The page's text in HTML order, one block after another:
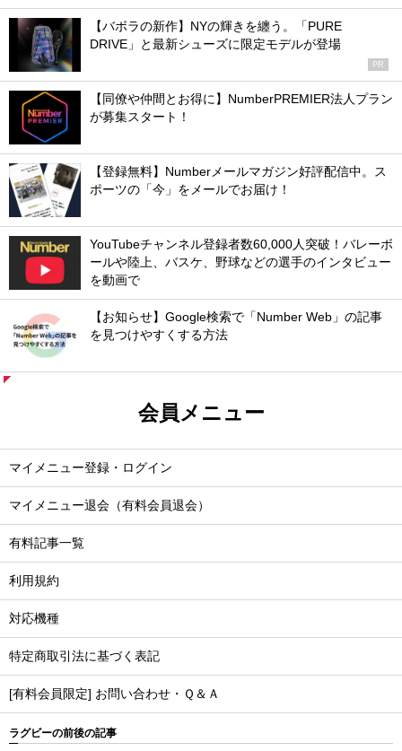
【バボラの新作】NYの輝きを纏う。「PURE
DRIVE」と最新シューズに限定モデルが登場
PR
【同僚や仲間とお得に】NumberPREMIER法人プラン
が募集スタート！
【登録無料】Numberメールマガジン好評配信中。ス
ポーツの「今」をメールでお届け！
YouTubeチャンネル登録者数60,000人突破！バレーボ
ールや陸上、バスケ、野球などの選手のインタビュー
を動画で
【お知らせ】Google検索で「Number Web」の記事
を見つけやすくする方法
会員メニュー
マイメニュー登録・ログイン
マイメニュー退会（有料会員退会）
有料記事一覧
利用規約
対応機種
特定商取引法に基づく表記
[有料会員限定] お問い合わせ・Ｑ＆Ａ
ラグビーの前後の記事